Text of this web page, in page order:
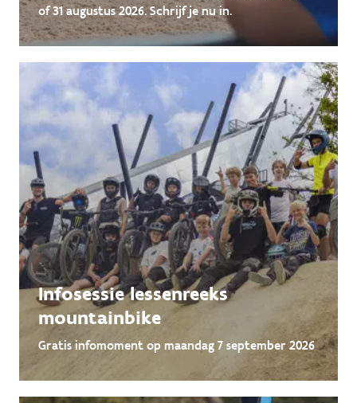
of 31 augustus 2026. Schrijf je nu in.
Infosessie lessenreeks
mountainbike
Gratis infomoment op maandag 7 september 2026